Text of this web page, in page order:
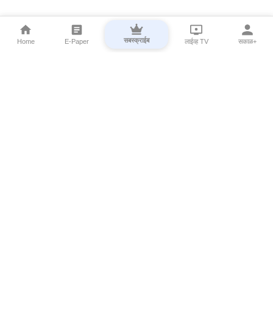
Home E-Paper सबस्क्राईब लाईव्ह TV सकाळ+